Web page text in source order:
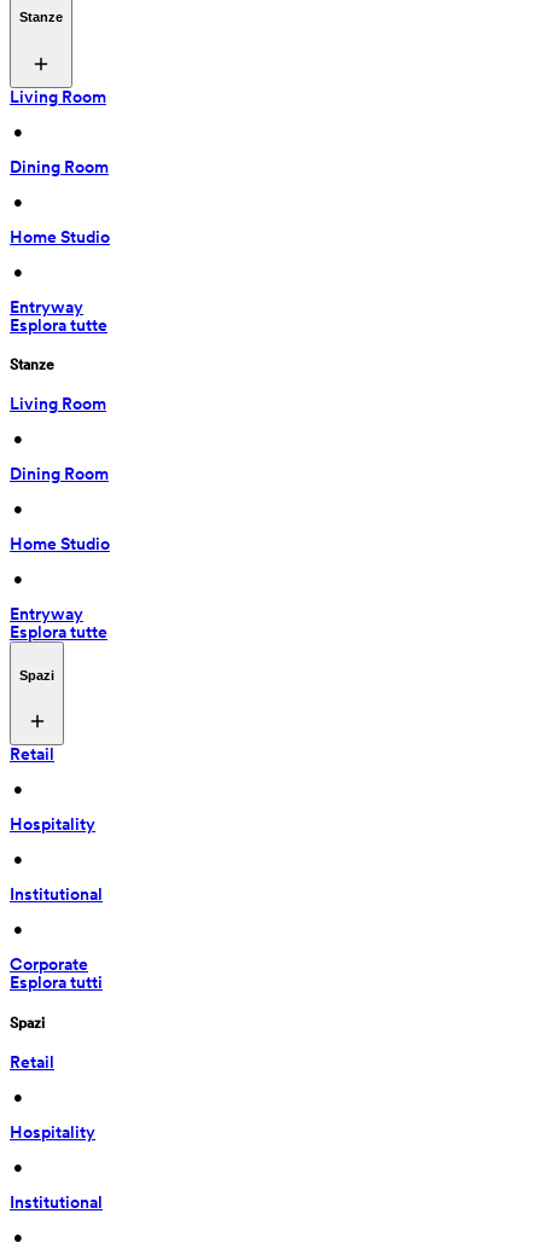
Stanze
Living Room
•
Dining Room
•
Home Studio
•
Entryway
Esplora tutte
Stanze
Living Room
•
Dining Room
•
Home Studio
•
Entryway
Esplora tutte
Spazi
Retail
•
Hospitality
•
Institutional
•
Corporate
Esplora tutti
Spazi
Retail
•
Hospitality
•
Institutional
•